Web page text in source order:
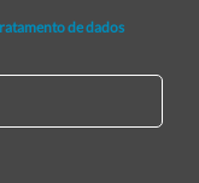
de dados